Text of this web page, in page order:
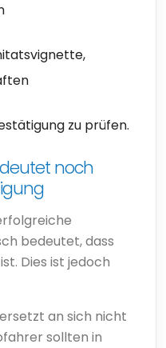
zu prüfen.
noch
bedeutet, dass
Dies ist jedoch
an sich nicht
sollten in